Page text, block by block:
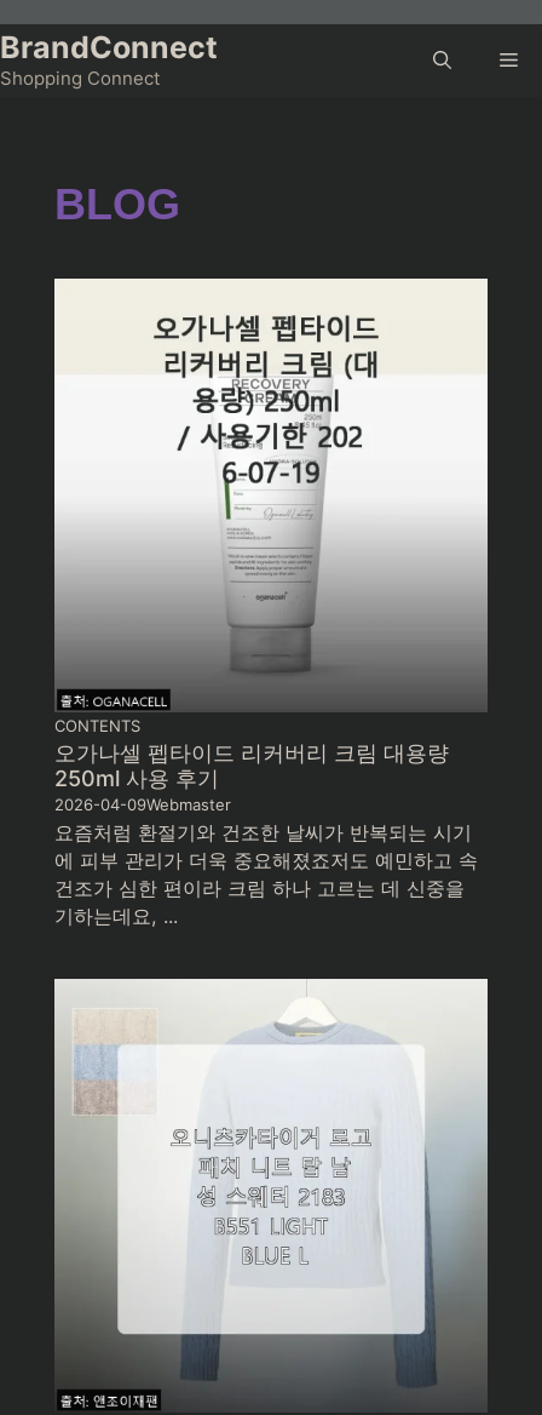
to
content
BrandConnect
Shopping Connect
BLOG
CONTENTS
오가나셀 펩타이드 리커버리 크림 대용량
250ml 사용 후기
2026-04-09Webmaster
요즘처럼 환절기와 건조한 날씨가 반복되는 시기
에 피부 관리가 더욱 중요해졌죠저도 예민하고 속
건조가 심한 편이라 크림 하나 고르는 데 신중을
기하는데요, ...